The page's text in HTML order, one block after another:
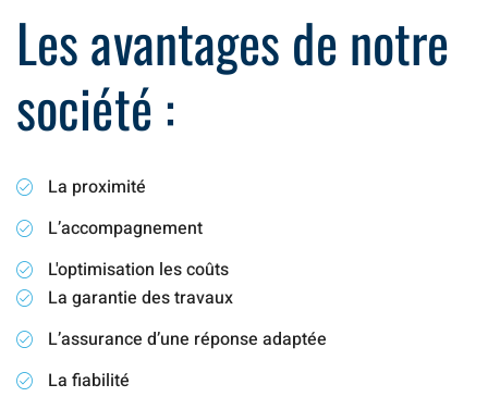
Les avantages de notre
société :
La proximité
L’accompagnement
L'optimisation les coûts
La garantie des travaux
L’assurance d’une réponse adaptée
La fiabilité